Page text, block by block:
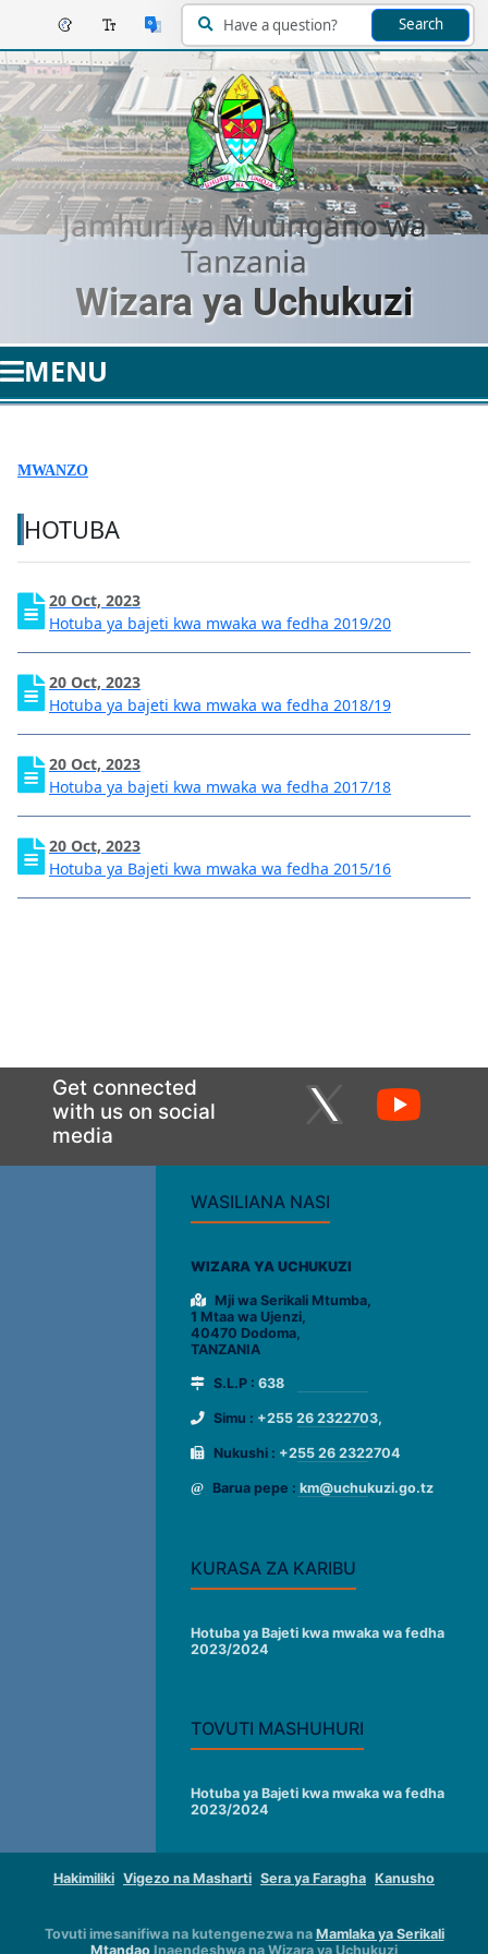
Search
Jamhuri ya Muungano wa
Tanzania
Wizara ya Uchukuzi
MENU
MWANZO
HOTUBA
20 Oct, 2023
Hotuba ya bajeti kwa mwaka wa fedha 2019/20
20 Oct, 2023
Hotuba ya bajeti kwa mwaka wa fedha 2018/19
20 Oct, 2023
Hotuba ya bajeti kwa mwaka wa fedha 2017/18
20 Oct, 2023
Hotuba ya Bajeti kwa mwaka wa fedha 2015/16
Get connected
with us on social
media
WASILIANA NASI
WIZARA YA UCHUKUZI
Mji wa Serikali Mtumba,
1 Mtaa wa Ujenzi,
40470 Dodoma,
TANZANIA
S.L.P : 638
Simu : +255 26 2322703,
Nukushi : +255 26 2322704
Barua pepe : km@uchukuzi.go.tz
KURASA ZA KARIBU
Hotuba ya Bajeti kwa mwaka wa fedha
2023/2024
TOVUTI MASHUHURI
Hotuba ya Bajeti kwa mwaka wa fedha
2023/2024
Hakimiliki Vigezo na Masharti Sera ya Faragha Kanusho
Tovuti imesanifiwa na kutengenezwa na Mamlaka ya Serikali
Mtandao Inaendeshwa na Wizara ya Uchukuzi